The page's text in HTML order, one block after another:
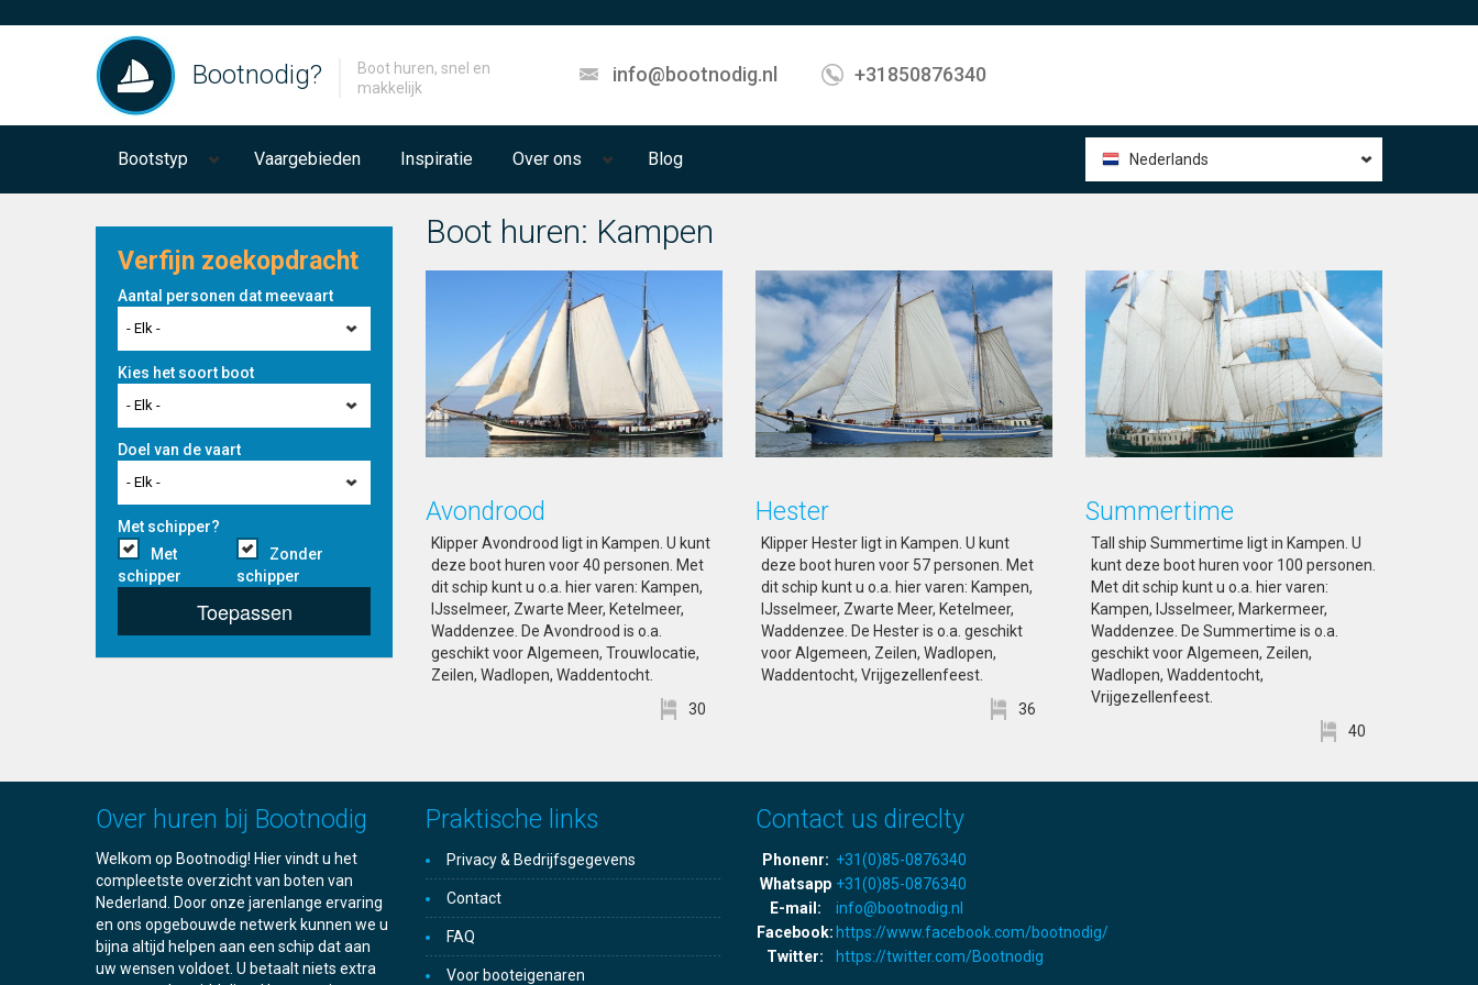
Bootnodig?
Boot huren, snel en
makkelijk
info@bootnodig.nl +31850876340
Bootstyp Vaargebieden Inspiratie Over ons Blog Nederlands
Verfijn zoekopdracht
Aantal personen dat meevaart
- Elk -
Kies het soort boot
- Elk -
Doel van de vaart
- Elk -
Met schipper?
Met
schipper
Zonder
schipper
Toepassen
Boot huren: Kampen
Avondrood
Klipper Avondrood ligt in Kampen. U kunt
deze boot huren voor 40 personen. Met
dit schip kunt u o.a. hier varen: Kampen,
IJsselmeer, Zwarte Meer, Ketelmeer,
Waddenzee. De Avondrood is o.a.
geschikt voor Algemeen, Trouwlocatie,
Zeilen, Wadlopen, Waddentocht.
30
Hester
Klipper Hester ligt in Kampen. U kunt
deze boot huren voor 57 personen. Met
dit schip kunt u o.a. hier varen: Kampen,
IJsselmeer, Zwarte Meer, Ketelmeer,
Waddenzee. De Hester is o.a. geschikt
voor Algemeen, Zeilen, Wadlopen,
Waddentocht, Vrijgezellenfeest.
36
Summertime
Tall ship Summertime ligt in Kampen. U
kunt deze boot huren voor 100 personen.
Met dit schip kunt u o.a. hier varen:
Kampen, IJsselmeer, Markermeer,
Waddenzee. De Summertime is o.a.
geschikt voor Algemeen, Zeilen,
Wadlopen, Waddentocht,
Vrijgezellenfeest.
40
Over huren bij Bootnodig
Welkom op Bootnodig! Hier vindt u het
compleetste overzicht van boten van
Nederland. Door onze jarenlange ervaring
en ons opgebouwde netwerk kunnen we u
bijna altijd helpen aan een schip dat aan
uw wensen voldoet. U betaalt niets extra
Praktische links
Privacy & Bedrijfsgegevens
Contact
FAQ
Voor booteigenaren
Contact us direclty
Phonenr: +31(0)85-0876340
Whatsapp +31(0)85-0876340
E-mail:
info@bootnodig.nl
Facebook: https://www.facebook.com/bootnodig/
Twitter:
https://twitter.com/Bootnodig